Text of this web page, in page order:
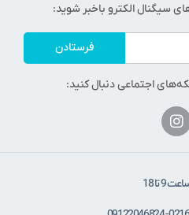
سیگنال الکترو باخبر شوید:
فرستادن
اجتماعی دنبال کنید:
تا 18